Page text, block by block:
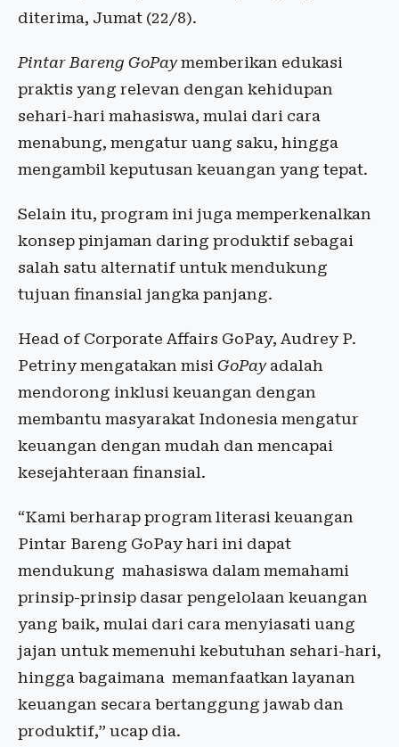
diterima, Jumat (22/8).
Pintar Bareng GoPaymemberikan edukasi
praktis yang relevan dengan kehidupan
sehari-hari mahasiswa, mulai dari cara
menabung, mengatur uang saku, hingga
mengambil keputusan keuangan yang tepat.
Selain itu, program ini juga memperkenalkan
konsep pinjaman daring produktif sebagai
salah satu alternatif untuk mendukung
tujuan finansial jangka panjang.
Head of Corporate Affairs GoPay, Audrey P.
Petriny mengatakan misi GoPayadalah
mendorong inklusi keuangan dengan
membantu masyarakat Indonesia mengatur
keuangan dengan mudah dan mencapai
kesejahteraan finansial.
“Kami berharap program literasi keuangan
Pintar Bareng GoPay hari ini dapat
mendukung mahasiswa dalam memahami
prinsip-prinsip dasar pengelolaan keuangan
yang baik, mulai dari cara menyiasati uang
jajan untuk memenuhi kebutuhan sehari-hari,
hingga bagaimana memanfaatkan layanan
keuangan secara bertanggung jawab dan
produktif,” ucap dia.